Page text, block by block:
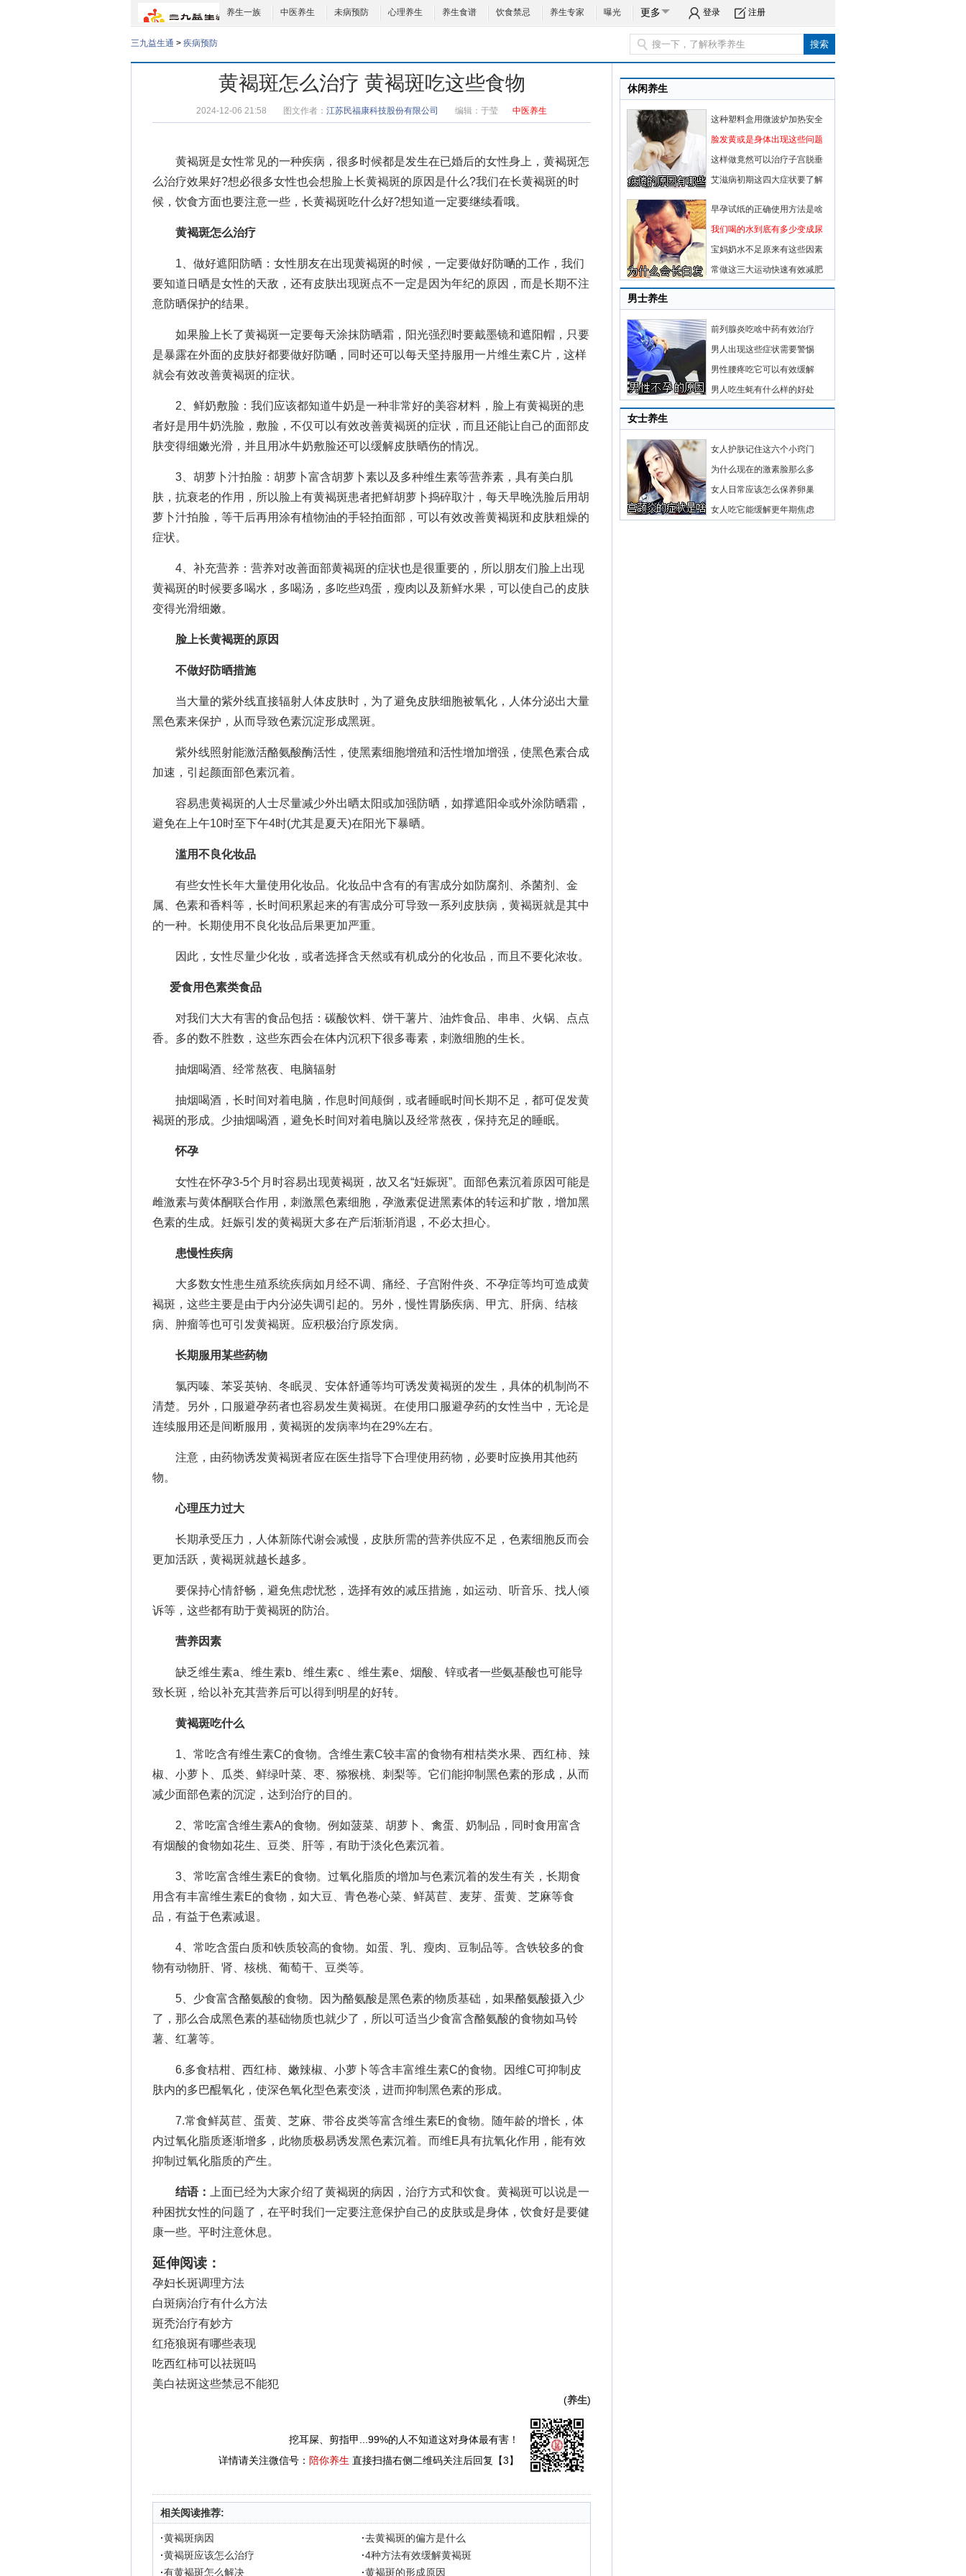
养生一族 中医养生 未病预防 心理养生 养生食谱 饮食禁忌 养生专家 曝光 更多 登录 注册
三九益生通 > 疾病预防
黄褐斑怎么治疗 黄褐斑吃这些食物
2024-12-06 21:58 图文作者： 江苏民福康科技股份有限公司 编辑： 于莹 中医养生
黄褐斑是女性常见的一种疾病，很多时候都是发生在已婚后的女性身上， 黄褐斑怎
么治疗效果好?想必很多女性也会想 脸上长黄褐斑的原因 是什么?我们在长黄褐斑的时
候，饮食方面也要注意一些，长黄褐斑吃什么好?想知道一定要继续看哦。
黄褐斑怎么治疗
1、做好遮阳防晒：女性朋友在出现黄褐斑的时候，一定要做好防嗮的工作，我们
要知道日晒是女性的天敌，还有皮肤出现斑点不一定是因为年纪的原因，而是长期不注
意防晒保护的结果。
如果脸上长了黄褐斑一定要每天涂抹防晒霜，阳光强烈时要戴墨镜和遮阳帽，只要
是暴露在外面的皮肤好都要做好防嗮，同时还可以每天坚持服用一片维生素C片，这样
就会有效改善黄褐斑的症状。
2、鲜奶敷脸：我们应该都知道牛奶是一种非常好的美容材料，脸上有黄褐斑的患
者好是用牛奶洗脸，敷脸，不仅可以有效改善黄褐斑的症状，而且还能让自己的面部皮
肤变得细嫩光滑，并且用冰牛奶敷脸还可以缓解皮肤晒伤的情况。
3、胡萝卜汁拍脸：胡萝卜富含胡萝卜素以及多种维生素等营养素，具有美白肌
肤，抗衰老的作用，所以脸上有黄褐斑患者把鲜胡萝卜捣碎取汁，每天早晚洗脸后用胡
萝卜汁拍脸，等干后再用涂有植物油的手轻拍面部，可以有效改善黄褐斑和皮肤粗燥的
症状。
4、补充营养：营养对改善面部黄褐斑的症状也是很重要的，所以朋友们脸上出现
黄褐斑的时候要多喝水，多喝汤，多吃些鸡蛋，瘦肉以及新鲜水果，可以使自己的皮肤
变得光滑细嫩。
脸上长黄褐斑的原因
不做好防晒措施
当大量的紫外线直接辐射人体皮肤时，为了避免皮肤细胞被氧化，人体分泌出大量
黑色素来保护，从而导致色素沉淀形成黑斑。
紫外线照射能激活酪氨酸酶活性，使黑素细胞增殖和活性增加增强，使黑色素合成
加速，引起颜面部色素沉着。
容易患黄褐斑的人士尽量减少外出晒太阳或加强防晒，如撑遮阳伞或外涂防晒霜，
避免在上午10时至下午4时(尤其是夏天)在阳光下暴晒。
滥用不良化妆品
有些女性长年大量使用化妆品。化妆品中含有的有害成分如防腐剂、杀菌剂、金
属、色素和香料等，长时间积累起来的有害成分可导致一系列皮肤病，黄褐斑就是其中
的一种。长期使用不良化妆品后果更加严重。
因此，女性尽量少化妆，或者选择含天然或有机成分的化妆品，而且不要化浓妆。
爱食用色素类食品
对我们大大有害的食品包括：碳酸饮料、饼干薯片、油炸食品、串串、火锅、点点
香。多的数不胜数，这些东西会在体内沉积下很多毒素，刺激细胞的生长。
抽烟喝酒、经常熬夜、电脑辐射
抽烟喝酒，长时间对着电脑，作息时间颠倒，或者睡眠时间长期不足，都可促发黄
褐斑的形成。少抽烟喝酒，避免长时间对着电脑以及经常熬夜，保持充足的睡眠。
怀孕
女性在怀孕3-5个月时容易出现黄褐斑，故又名“妊娠斑”。面部色素沉着原因可能是
雌激素与黄体酮联合作用，刺激黑色素细胞，孕激素促进黑素体的转运和扩散，增加黑
色素的生成。妊娠引发的黄褐斑大多在产后渐渐消退，不必太担心。
患慢性疾病
大多数女性患生殖系统疾病如月经不调、痛经、子宫附件炎、不孕症等均可造成黄
褐斑，这些主要是由于内分泌失调引起的。另外，慢性胃肠疾病、甲亢、肝病、结核
病、肿瘤等也可引发黄褐斑。应积极治疗原发病。
长期服用某些药物
氯丙嗪、苯妥英钠、冬眠灵、安体舒通等均可诱发黄褐斑的发生，具体的机制尚不
清楚。另外，口服避孕药者也容易发生黄褐斑。在使用口服避孕药的女性当中，无论是
连续服用还是间断服用，黄褐斑的发病率均在29%左右。
注意，由药物诱发黄褐斑者应在医生指导下合理使用药物，必要时应换用其他药
物。
心理压力过大
长期承受压力，人体新陈代谢会减慢，皮肤所需的营养供应不足，色素细胞反而会
更加活跃，黄褐斑就越长越多。
要保持心情舒畅，避免焦虑忧愁，选择有效的减压措施，如运动、听音乐、找人倾
诉等，这些都有助于黄褐斑的防治。
营养因素
缺乏维生素a、维生素b、维生素c 、维生素e、烟酸、锌或者一些氨基酸也可能导
致长斑，给以补充其营养后可以得到明星的好转。
黄褐斑吃什么
1、常吃含有维生素C的食物。含维生素C较丰富的食物有柑桔类水果、西红柿、辣
椒、小萝卜、瓜类、鲜绿叶菜、枣、猕猴桃、刺梨等。它们能抑制黑色素的形成，从而
减少面部色素的沉淀，达到治疗的目的。
2、常吃富含维生素A的食物。例如菠菜、胡萝卜、禽蛋、奶制品，同时食用富含
有烟酸的食物如花生、豆类、肝等，有助于淡化色素沉着。
3、常吃富含维生素E的食物。过氧化脂质的增加与色素沉着的发生有关，长期食
用含有丰富维生素E的食物，如大豆、青色卷心菜、鲜莴苣、麦芽、蛋黄、芝麻等食
品，有益于色素减退。
4、常吃含蛋白质和铁质较高的食物。如蛋、乳、瘦肉、豆制品等。含铁较多的食
物有动物肝、肾、核桃、葡萄干、豆类等。
5、少食富含酪氨酸的食物。因为酪氨酸是黑色素的物质基础，如果酪氨酸摄入少
了，那么合成黑色素的基础物质也就少了，所以可适当少食富含酪氨酸的食物如马铃
薯、红薯等。
6.多食桔柑、西红柿、嫩辣椒、小萝卜等含丰富维生素C的食物。因维C可抑制皮
肤内的多巴醌氧化，使深色氧化型色素变淡，进而抑制黑色素的形成。
7.常食鲜莴苣、蛋黄、芝麻、带谷皮类等富含维生素E的食物。随年龄的增长，体
内过氧化脂质逐渐增多，此物质极易诱发黑色素沉着。而维E具有抗氧化作用，能有效
抑制过氧化脂质的产生。
结语：
上面已经为大家介绍了黄褐斑的病因，治疗方式和饮食。黄褐斑可以说是一
种困扰女性的问题了，在平时我们一定要注意保护自己的皮肤或是身体，饮食好是要健
康一些。平时注意休息。
延伸阅读：
孕妇长斑调理方法
白斑病治疗有什么方法
斑秃治疗有妙方
红疮狼斑有哪些表现
吃西红柿可以祛斑吗
美白祛斑这些禁忌不能犯
(养生)
挖耳屎、剪指甲...99%的人不知道这对身体最有害！
详情请关注微信号： 陪你养生 直接扫描右侧二维码关注后回复【3】
相关阅读推荐:
·黄褐斑病因 ·去黄褐斑的偏方是什么
·黄褐斑应该怎么治疗 ·4种方法有效缓解黄褐斑
·有黄褐斑怎么解决 ·黄褐斑的形成原因
休闲养生
这种塑料盒用微波炉加热安全
脸发黄或是身体出现这些问题
这样做竟然可以治疗子宫脱垂
艾滋病初期这四大症状要了解
早孕试纸的正确使用方法是啥
我们喝的水到底有多少变成尿
宝妈奶水不足原来有这些因素
常做这三大运动快速有效减肥
男士养生
前列腺炎吃啥中药有效治疗
男人出现这些症状需要警惕
男性腰疼吃它可以有效缓解
男人吃生蚝有什么样的好处
女士养生
女人护肤记住这六个小窍门
为什么现在的激素脸那么多
女人日常应该怎么保养卵巢
女人吃它能缓解更年期焦虑